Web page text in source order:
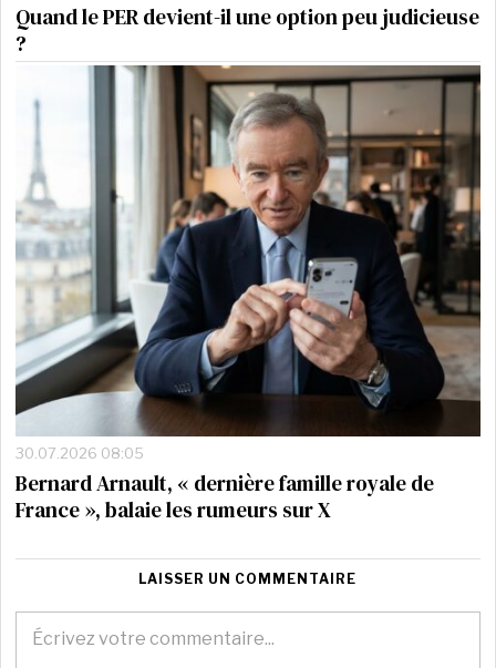
Quand le PER devient-il une option peu judicieuse
?
30.07.2026 08:05
Bernard Arnault, « dernière famille royale de
France », balaie les rumeurs sur X
LAISSER UN COMMENTAIRE